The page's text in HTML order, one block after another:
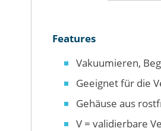
Features
Vakuumieren,
Geeignet für die
Gehäuse aus
V = validierbare